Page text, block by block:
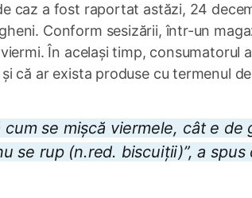
caz a fost raportat astăzi, 24
Conform sesizării, într-un
În același timp, consumatorul
că ar exista produse cu termenul
cum se mișcă viermele, cât e
se rup (n.red. biscuiții)”, a